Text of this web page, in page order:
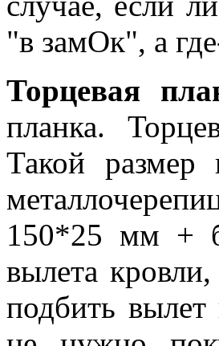
"в замОк", а
Торцевая
планка.
Такой
150*25 мм +
вылета
подбить вылет